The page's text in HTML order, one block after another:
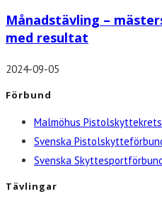
Månadstävling –
med resultat
2024-09-05
Förbund
Malmöhus Pistolskyttekrets
Svenska
Svenska
Tävlingar